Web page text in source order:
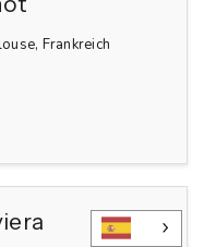
Frankreich